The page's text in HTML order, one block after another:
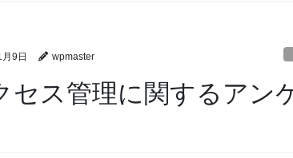
9日 wpmaster
セス管理に関するアン